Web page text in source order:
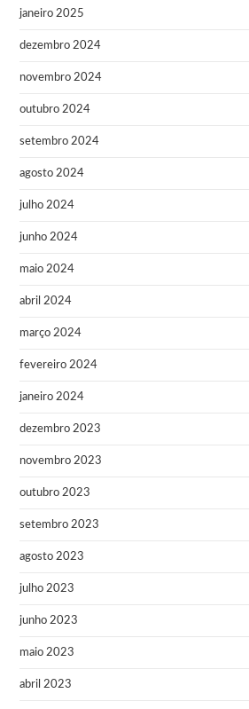
janeiro 2025
dezembro 2024
novembro 2024
outubro 2024
setembro 2024
agosto 2024
julho 2024
junho 2024
maio 2024
abril 2024
março 2024
fevereiro 2024
janeiro 2024
dezembro 2023
novembro 2023
outubro 2023
setembro 2023
agosto 2023
julho 2023
junho 2023
maio 2023
abril 2023